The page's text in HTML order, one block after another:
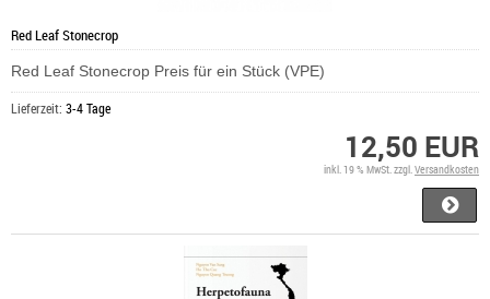
Red Leaf Stonecrop
Red Leaf Stonecrop Preis für ein Stück (VPE)
Lieferzeit: 3-4 Tage
12,50 EUR
inkl. 19 % MwSt. zzgl.Versandkosten